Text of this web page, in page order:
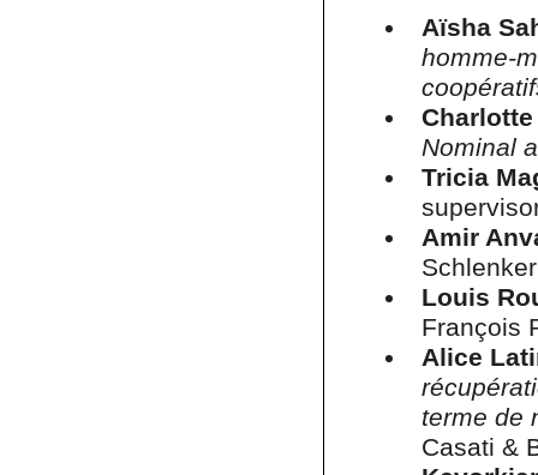
Aïsha
homme-
Nominal
Tricia
Amir
Louis
François
Alice
terme de
Casati &